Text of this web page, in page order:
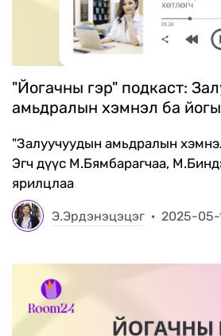
"Йогачны гэр" подкаст:
амьдралын хэмнэл ба
"Залуучуудын амьдралын
Эгч дүүс М.Бямбарагчаа,
ярилцлаа
Э.Эрдэнэцэцэг · 2025-05-